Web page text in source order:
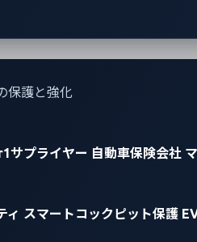
保護と強化
サプライヤー 自動車保険会社
ィ スマートコックピット保護